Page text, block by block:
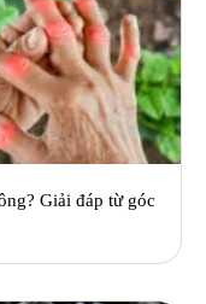
Giải đáp từ góc